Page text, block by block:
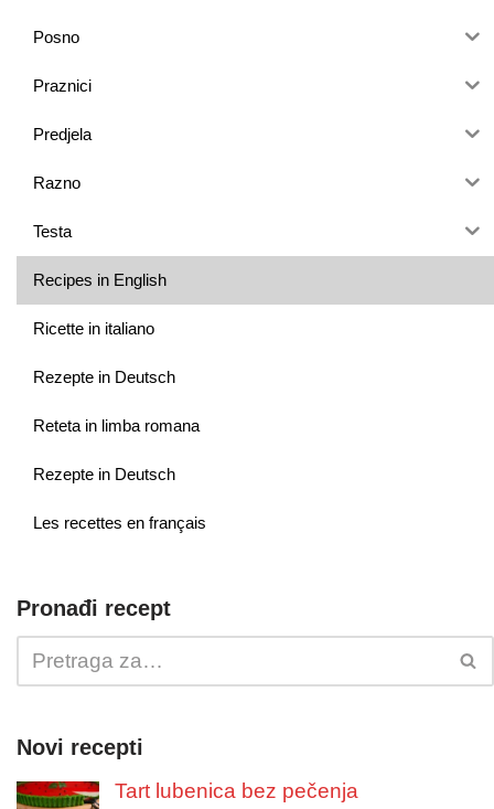
Posno
Praznici
Predjela
Razno
Testa
Recipes in English
Ricette in italiano
Rezepte in Deutsch
Reteta in limba romana
Rezepte in Deutsch
Les recettes en français
Pronađi recept
Novi recepti
Tart lubenica bez pečenja